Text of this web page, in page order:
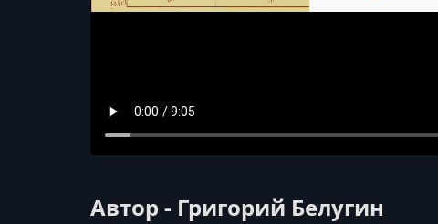
Автор - Григорий Белугин